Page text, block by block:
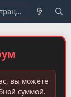
Регистрация
вы можете
суммой.